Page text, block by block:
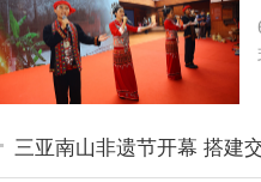
三亚南山非遗节开幕 搭建